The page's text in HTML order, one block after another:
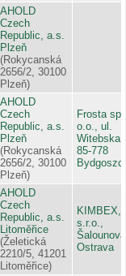
AHOLD
Czech
Republic, a.s.
Plzeň
(Rokycanská
2656/2, 30100
Plzeň)
AHOLD
Czech
Republic, a.s.
Plzeň
(Rokycanská
2656/2, 30100
Plzeň)
Frosta
o.o., ul.
Witebska
85-778
AHOLD
Czech
Republic, a.s.
Litoměřice
(Želetická
2210/5, 41201
Litoměřice)
KIMBEX,
s.r.o.,
Ostrava